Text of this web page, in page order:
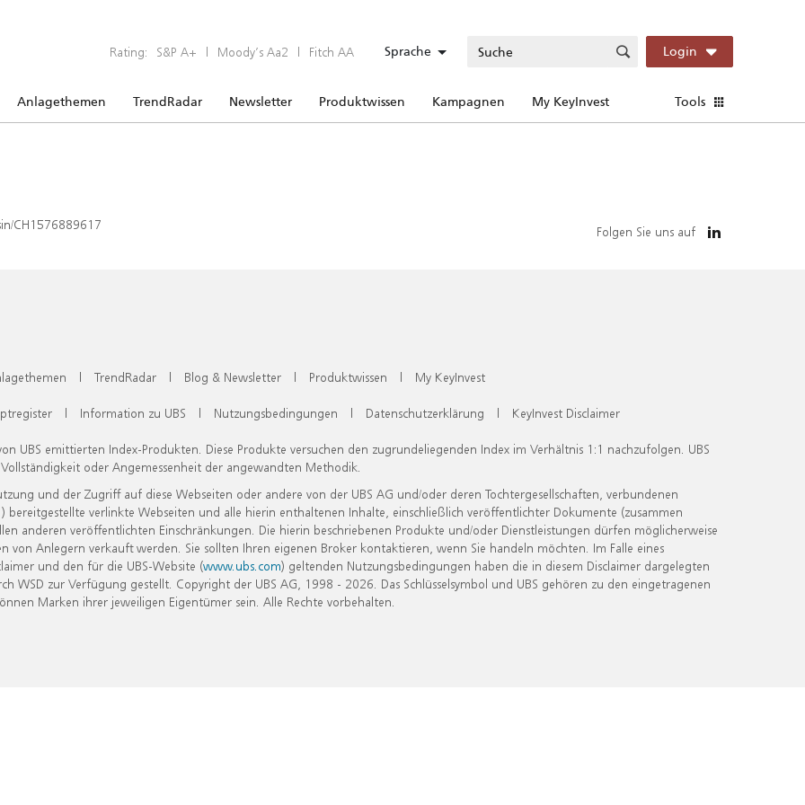
Rating: S&P A+ | Moody’s Aa2 | Fitch AA Sprache Login
Anlagethemen TrendRadar Newsletter Produktwissen Kampagnen My KeyInvest Tools
CH1576889617 Folgen Sie uns auf
| TrendRadar | Blog & Newsletter | Produktwissen | My KeyInvest
| Information zu UBS | Nutzungsbedingungen | Datenschutzerklärung | KeyInvest Disclaimer
UBS emittierten Index-Produkten. Diese Produkte versuchen den zugrundeliegenden Index im Verhältnis 1:1 nachzufolgen. UBS
oder Angemessenheit der angewandten Methodik.
und der Zugriff auf diese Webseiten oder andere von der UBS AG und/oder deren Tochtergesellschaften, verbundenen
verlinkte Webseiten und alle hierin enthaltenen Inhalte, einschließlich veröffentlichter Dokumente (zusammen
anderen veröffentlichten Einschränkungen. Die hierin beschriebenen Produkte und/oder Dienstleistungen dürfen möglicherweise
Anlegern verkauft werden. Sie sollten Ihren eigenen Broker kontaktieren, wenn Sie handeln möchten. Im Falle eines
und den für die UBS-Website (www.ubs.com) geltenden Nutzungsbedingungen haben die in diesem Disclaimer dargelegten
zur Verfügung gestellt. Copyright der UBS AG, 1998 - 2026. Das Schlüsselsymbol und UBS gehören zu den eingetragenen
Marken ihrer jeweiligen Eigentümer sein. Alle Rechte vorbehalten.